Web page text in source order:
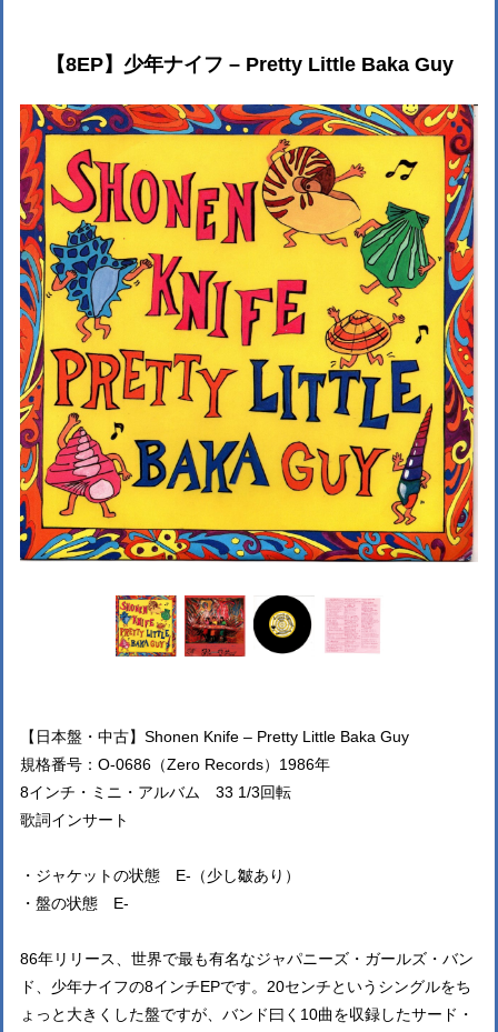
【8EP】少年ナイフ – Pretty Little Baka Guy
【日本盤・中古】Shonen Knife – Pretty Little Baka Guy
規格番号：O-0686（Zero Records）1986年
8インチ・ミニ・アルバム 33 1/3回転
歌詞インサート
・ジャケットの状態 E-（少し皺あり）
・盤の状態 E-
86年リリース、世界で最も有名なジャパニーズ・ガールズ・バン
ド、少年ナイフの8インチEPです。20センチというシングルをち
ょっと大きくした盤ですが、バンド曰く10曲を収録したサード・